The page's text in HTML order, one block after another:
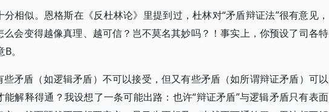
相似。恩格斯在《反杜林论》里提到过，杜林对“矛盾辩证法”很有意见，
会变得越像真理、越可信？岂不莫名其妙吗？！事实上，你预设了司各特
。
矛盾（如逻辑矛盾）不可以接受，但又有些矛盾（如所谓辩证矛盾）可以
解释得通？我设想了一条可能出路：也许“辩证矛盾”与逻辑矛盾只有表面